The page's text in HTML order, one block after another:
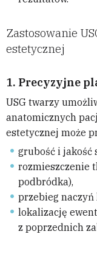
Zastosowanie
estetycznej
1. Precyzyjne
USG twarzy
anatomicznych
estetycznej może
grubość i jakość
rozmieszczenie
podbródka),
przebieg naczyń
lokalizację
z poprzednich